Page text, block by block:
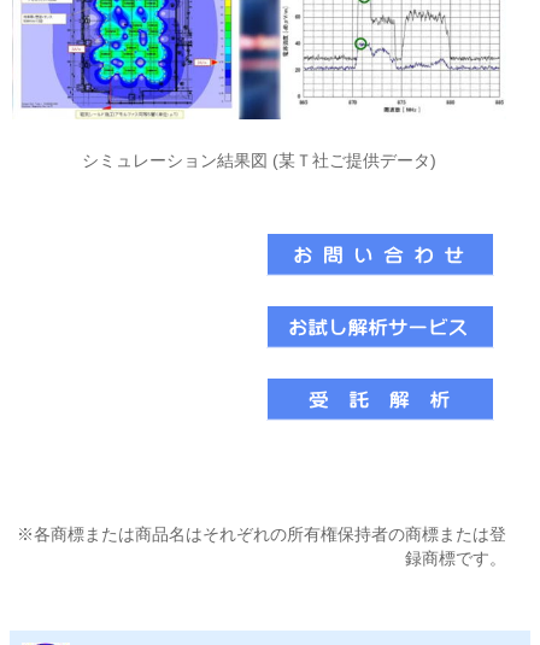
シミュレーション結果図 (某Ｔ社ご提供データ)
※各商標または商品名はそれぞれの所有権保持者の商標または登
録商標です。